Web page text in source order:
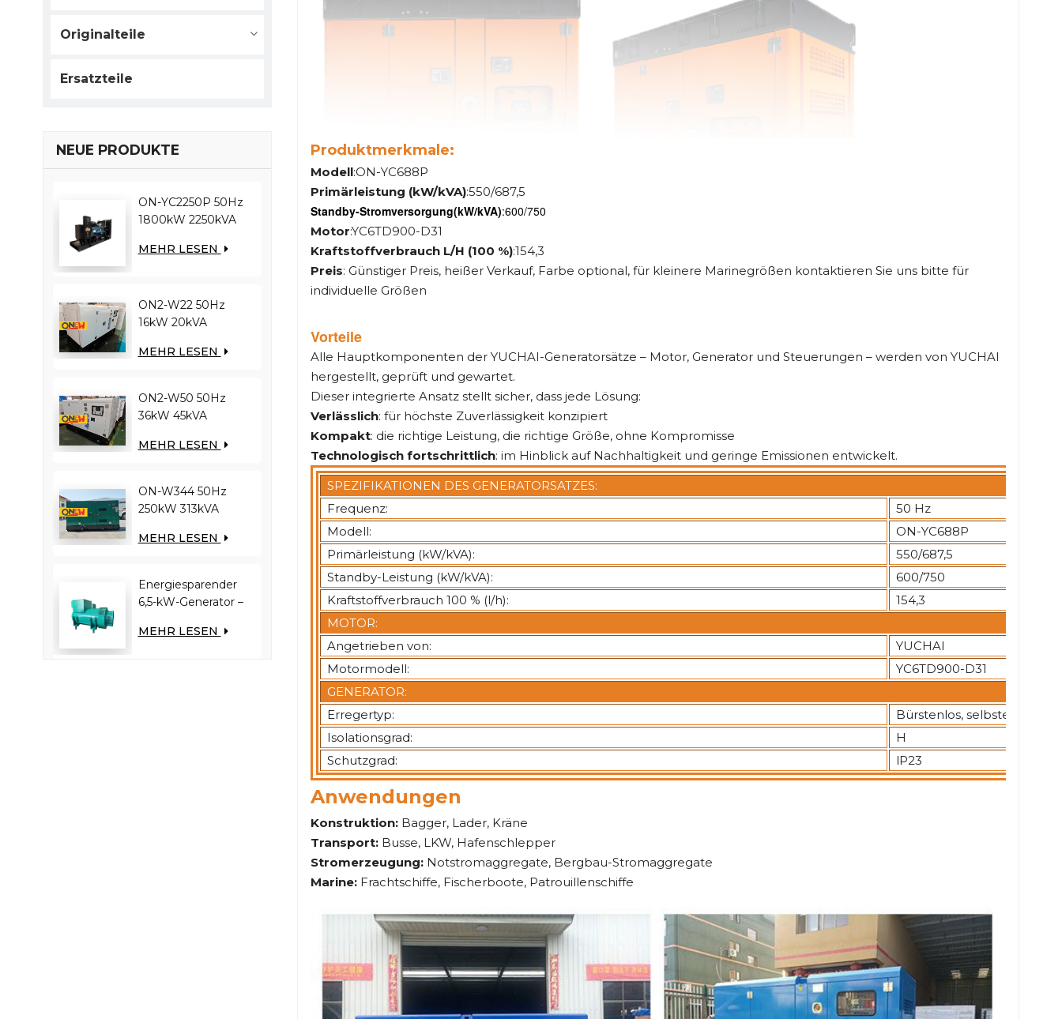
Originalteile
Ersatzteile
NEUE PRODUKTE
ON-YC2250P 50Hz
1800kW 2250kVA
YC12VC3000-D30
MEHR LESEN
ON2-W22 50Hz
16kW 20kVA
4YT23-20D
MEHR LESEN
ON2-W50 50Hz
36kW 45kVA
N4100ZDS-42
MEHR LESEN
ON-W344 50Hz
250kW 313kVA
WT13B-308DE
MEHR LESEN
Energiesparender
6,5-kW-Generator –
Motorlast und
MEHR LESEN
Produktmerkmale:
Modell:ON-YC688P
Primärleistung (kW/kVA):550/687,5
Standby-Stromversorgung(kW/kVA):600/750
Motor:YC6TD900-D31
Kraftstoffverbrauch L/H (100 %):154,3
Preis: Günstiger Preis, heißer Verkauf, Farbe optional, für kleinere Marinegrößen kontaktieren Sie uns bitte für
individuelle Größen
Vorteile
Alle Hauptkomponenten der YUCHAI-Generatorsätze – Motor, Generator und Steuerungen – werden von YUCHAI
hergestellt, geprüft und gewartet.
Dieser integrierte Ansatz stellt sicher, dass jede Lösung:
Verlässlich: für höchste Zuverlässigkeit konzipiert
Kompakt: die richtige Leistung, die richtige Größe, ohne Kompromisse
Technologisch fortschrittlich: im Hinblick auf Nachhaltigkeit und geringe Emissionen entwickelt.
SPEZIFIKATIONEN DES GENERATORSATZES:
Frequenz:
50 Hz
Modell:
ON-YC688P
Primärleistung (kW/kVA):
550/687,5
Standby-Leistung (kW/kVA):
600/750
Kraftstoffverbrauch 100 % (l/h):
154,3
MOTOR:
Angetrieben von:
YUCHAI
Motormodell:
YC6TD900-D31
GENERATOR:
Erregertyp:
Bürstenlos, selbsterregt
Isolationsgrad:
H
Schutzgrad:
lP23
Anwendungen
Konstruktion: Bagger, Lader, Kräne
Transport: Busse, LKW, Hafenschlepper
Stromerzeugung: Notstromaggregate, Bergbau-Stromaggregate
Marine:Frachtschiffe, Fischerboote, Patrouillenschiffe